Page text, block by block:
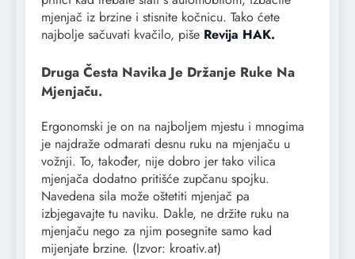
mjenjač iz brzine i stisnite kočnicu. Tako ćete
najbolje sačuvati kvačilo, piše Revija HAK.
Druga Česta Navika Je Držanje Ruke Na
Mjenjaču.
Ergonomski je on na najboljem mjestu i mnogima
je najdraže odmarati desnu ruku na mjenjaču u
vožnji. To, također, nije dobro jer tako vilica
mjenjača dodatno pritišće zupčanu spojku.
Navedena sila može oštetiti mjenjač pa
izbjegavajte tu naviku. Dakle, ne držite ruku na
mjenjaču nego za njim posegnite samo kad
mijenjate brzine. (Izvor: kroativ.at)